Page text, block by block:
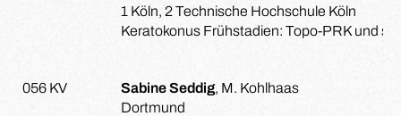
1 Köln, 2 Technische Hochschule Köln
Keratokonus Frühstadien: Topo-PRK und
056 KV Sabine Seddig, M. Kohlhaas
Dortmund